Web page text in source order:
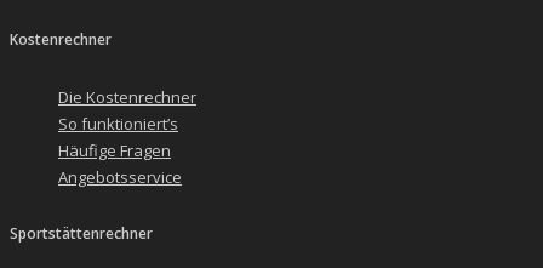
Kostenrechner
Die Kostenrechner
So funktioniert’s
Häufige Fragen
Angebotsservice
Sportstättenrechner